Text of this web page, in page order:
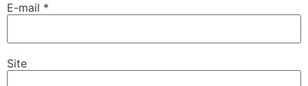
E-mail *
Site